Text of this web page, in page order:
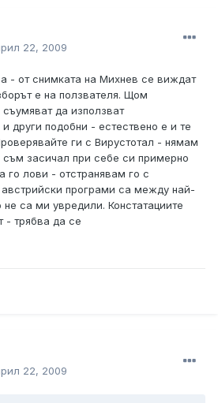
22, 2009
- от снимката на Михнев се виждат
е на ползвателя. Щом
да използват
други подобни - естествено е и те
ги с Вирустотал - нямам
съм засичал при себе си примерно
го лови - отстранявам го с
програми са между най-
са ми увредили. Констатациите
- трябва да се
22, 2009